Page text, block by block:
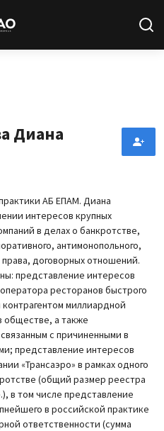
Диана
АБ ЕПАМ. Диана
интересов крупных
в делах о банкротстве,
антимонопольного,
договорных отношений.
представление интересов
ресторанов быстрого
миллиардной
обществе, а также
с причиненными в
представление интересов
«Трансаэро» в рамках одного
(общий размер реестра
в том числе представление
в российской практике
ответственности (сумма